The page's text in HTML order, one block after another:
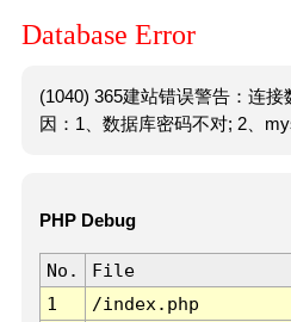
Database Error
(1040) 365建站错误警告：连
因：1、数据库密码不对; 2、
PHP Debug
No. File
1
/index.php